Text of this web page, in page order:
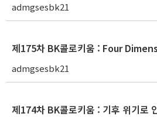
admgsesbk21
admgsesbk21